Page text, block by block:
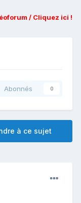
/ Cliquez ici !
Abonnés 0
à ce sujet